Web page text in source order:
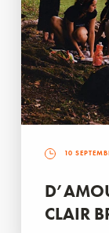
10
CLAIR